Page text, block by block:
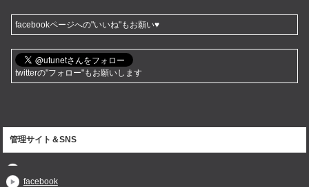
facebookページへの"いいね"もお願い♥
twitterの"フォロー"もお願いします
管理サイト＆SNS
facebook